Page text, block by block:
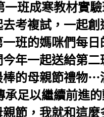
一班成寒教材實
考複試，一起創
班的媽咪們每日
今年一起送給第二
棒的母親節禮物⋯
承足以繼續前進
親節，我就和這麼